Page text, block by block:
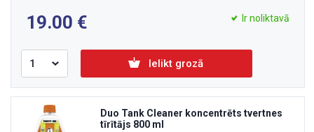
19.00 Ir noliktavā
Ielikt grozā
Duo Tank Cleaner koncentrēts tvertnes
tīrītājs 800 ml